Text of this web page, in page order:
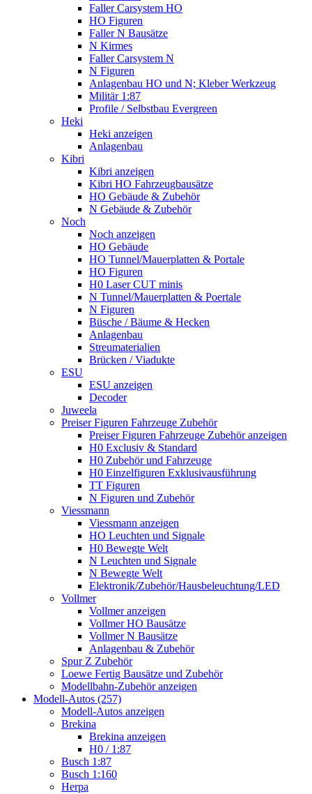
Faller Carsystem HO
HO Figuren
Faller N Bausätze
N Kirmes
Faller Carsystem N
N Figuren
Anlagenbau HO und N; Kleber Werkzeug
Militär 1:87
Profile / Selbstbau Evergreen
Heki
Heki anzeigen
Anlagenbau
Kibri
Kibri anzeigen
Kibri HO Fahrzeugbausätze
HO Gebäude & Zubehör
N Gebäude & Zubehör
Noch
Noch anzeigen
HO Gebäude
HO Tunnel/Mauerplatten & Portale
HO Figuren
H0 Laser CUT minis
N Tunnel/Mauerplatten & Poertale
N Figuren
Büsche / Bäume & Hecken
Anlagenbau
Streumaterialien
Brücken / Viadukte
ESU
ESU anzeigen
Decoder
Juweela
Preiser Figuren Fahrzeuge Zubehör
Preiser Figuren Fahrzeuge Zubehör anzeigen
H0 Exclusiv & Standard
H0 Zubehör und Fahrzeuge
H0 Einzelfiguren Exklusivausführung
TT Figuren
N Figuren und Zubehör
Viessmann
Viessmann anzeigen
HO Leuchten und Signale
H0 Bewegte Welt
N Leuchten und Signale
N Bewegte Welt
Elektronik/Zubehör/Hausbeleuchtung/LED
Vollmer
Vollmer anzeigen
Vollmer HO Bausätze
Vollmer N Bausätze
Anlagenbau & Zubehör
Spur Z Zubehör
Loewe Fertig Bausätze und Zubehör
Modellbahn-Zubehör anzeigen
Modell-Autos (257)
Modell-Autos anzeigen
Brekina
Brekina anzeigen
H0 / 1:87
Busch 1:87
Busch 1:160
Herpa